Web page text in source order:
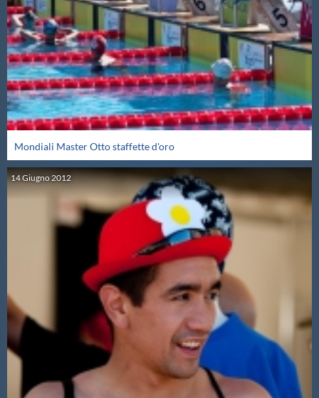
Master
Formazione
GUG
Scuole Nuoto
Propaganda
Area Legislativa
Protezione Civile
Qualità
Mondiali Master Otto staffette d'oro
14Giugno2012